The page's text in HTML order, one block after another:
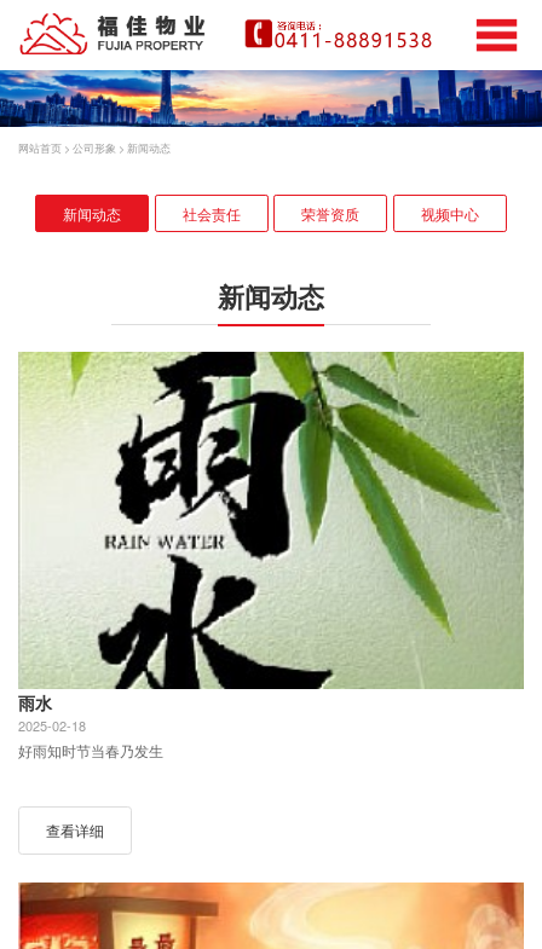
网站首页 > 公司形象 > 新闻动态
新闻动态 社会责任 荣誉资质 视频中心
新闻动态
雨水
2025-02-18
好雨知时节当春乃发生
查看详细